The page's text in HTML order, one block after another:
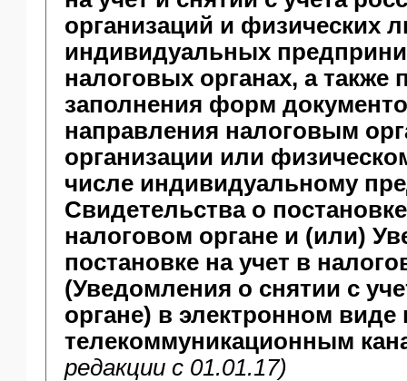
организаций и физических
индивидуальных
налоговых органах, а также
заполнения форм
направления налоговым
организации или
числе индивидуальному
Свидетельства о
налоговом органе и (или)
постановке на учет в
(Уведомления о снятии с
органе) в электронном виде
телекоммуникационным
редакции c 01.01.17)